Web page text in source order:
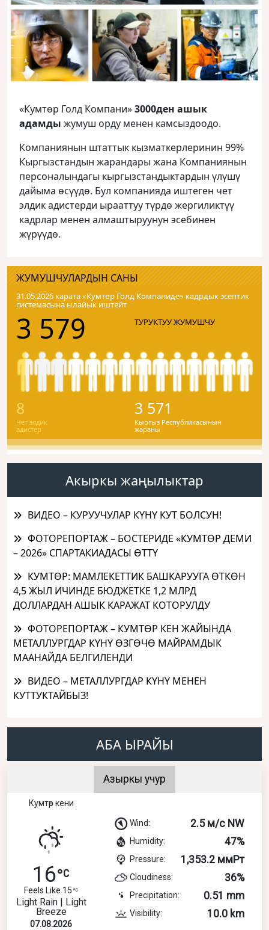
«Кумтөр Голд Компани»3000ден ашык
адамды жумуш орду менен камсыздоодо.
Компаниянын штаттык кызматкерлеринин 99%
Кыргызстандын жарандары жана Компаниянын
персоналындагы кыргызстандыктардын үлүшү
дайыма өсүүдө. Бул компанияда иштеген чет
элдик адистерди ырааттуу түрдө жергиликтүү
кадрлар менен алмаштыруунун эсебинен
жүрүүдө.
ЖУМУШЧУЛАРДЫН САНЫ
31.05.2026 карата «Кумтɵр Голд Компаниде» кадрдык эсептик
системасына ылайык иштейт
3 579 ТУРУКТУУ ЖУМУШЧУ
8
Чет элдик
адистер
3 571
Кыргыз Республикасынын
жараны
Акыркы жаңылыктар
ВИДЕО – КУРУУЧУЛАР КҮНҮ КУТ БОЛСУН!
ФОТОРЕПОРТАЖ – БОСТЕРИДЕ «КУМТӨР ДЕМИ
– 2026» СПАРТАКИАДАСЫ ӨТТҮ
КУМТӨР: МАМЛЕКЕТТИК БАШКАРУУГА ӨТКӨН
4,5 ЖЫЛ ИЧИНДЕ БЮДЖЕТКЕ 1,2 МЛРД
ДОЛЛАРДАН АШЫК КАРАЖАТ КОТОРУЛДУ
ФОТОРЕПОРТАЖ – КУМТӨР КЕН ЖАЙЫНДА
МЕТАЛЛУРГДАР КҮНҮ ӨЗГӨЧӨ МАЙРАМДЫК
МААНАЙДА БЕЛГИЛЕНДИ
ВИДЕО – МЕТАЛЛУРГДАР КҮНҮ МЕНЕН
КУТТУКТАЙБЫЗ!
АБА ЫРАЙЫ
Азыркы учур
Кумтөр кени
16
Feels Like 15
Light Rain | Light
Breeze
07.08.2026
Wind: 2.5 м/с NW
Humidity: 47%
Pressure: 1,353.2 ммРт
Cloudiness: 36%
Precipitation: 0.51 mm
Visibility: 10.0 km